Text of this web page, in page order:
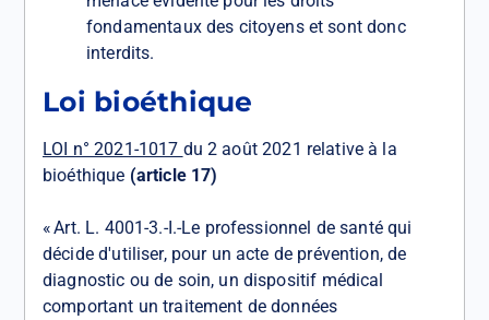
fondamentaux des citoyens et sont donc
interdits.
Loi bioéthique
LOI n° 2021-1017 du 2 août 2021 relative à la
bioéthique (article 17)
« Art. L. 4001-3.-I.-Le professionnel de santé qui
décide d'utiliser, pour un acte de prévention, de
diagnostic ou de soin, un dispositif médical
comportant un traitement de données